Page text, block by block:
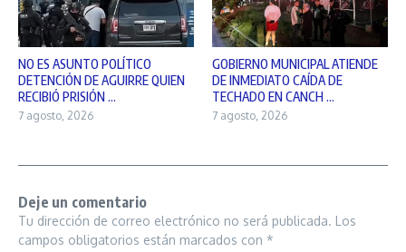
NO ES ASUNTO POLÍTICO
DETENCIÓN DE AGUIRRE QUIEN
RECIBIÓ PRISIÓN ...
7 agosto, 2026
GOBIERNO MUNICIPAL ATIENDE
DE INMEDIATO CAÍDA DE
TECHADO EN CANCH ...
7 agosto, 2026
Deje un comentario
Tu dirección de correo electrónico no será publicada. Los
campos obligatorios están marcados con *